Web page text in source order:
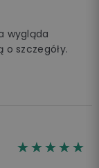
wygląda
o szczegóły.
☆☆☆☆☆
★★★★★